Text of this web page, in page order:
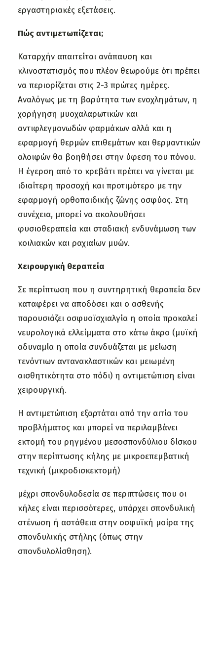
εργαστηριακές εξετάσεις.
Πώς αντιμετωπίζεται;
Καταρχήν απαιτείται ανάπαυση και
κλινοστατισμός που πλέον θεωρούμε ότι πρέπει
να περιορίζεται στις 2-3 πρώτες ημέρες.
Αναλόγως με τη βαρύτητα των ενοχλημάτων, η
χορήγηση μυοχαλαρωτικών και
αντιφλεγμονωδών φαρμάκων αλλά και η
εφαρμογή θερμών επιθεμάτων και θερμαντικών
αλοιφών θα βοηθήσει στην ύφεση του πόνου.
Η έγερση από το κρεβάτι πρέπει να γίνεται με
ιδιαίτερη προσοχή και προτιμότερο με την
εφαρμογή ορθοπαιδικής ζώνης οσφύος. Στη
συνέχεια, μπορεί να ακολουθήσει
φυσιοθεραπεία και σταδιακή ενδυνάμωση των
κοιλιακών και ραχιαίων μυών.
Χειρουργική θεραπεία
Σε περίπτωση που η συντηρητική θεραπεία δεν
καταφέρει να αποδόσει και ο ασθενής
παρουσιάζει οσφυοϊσχιαλγία η οποία προκαλεί
νευρολογικά ελλείμματα στο κάτω άκρο (μυϊκή
αδυναμία η οποία συνδυάζεται με μείωση
τενόντιων αντανακλαστικών και μειωμένη
αισθητικότητα στο πόδι) η αντιμετώπιση είναι
χειρουργική.
Η αντιμετώπιση εξαρτάται από την αιτία του
προβλήματος και μπορεί να περιλαμβάνει
εκτομή του ρηγμένου μεσοσπονδύλιου δίσκου
στην περίπτωσης κήλης με μικροεπεμβατική
τεχνική (μικροδισκεκτομή)
μέχρι σπονδυλοδεσία σε περιπτώσεις που οι
κήλες είναι περισσότερες, υπάρχει σπονδυλική
στένωση ή αστάθεια στην οσφυϊκή μοίρα της
σπονδυλικής στήλης (όπως στην
σπονδυλολίσθηση).